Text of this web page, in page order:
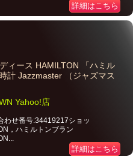
詳細はこちら
ィース HAMILTON 「ハミル
計 Jazzmaster （ジャズマス
Yahoo!店
わせ番号:34419217ショッ
，ハミルトンブラン
詳細はこちら